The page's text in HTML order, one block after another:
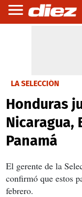
LA SELECCIÓN
Honduras
Nicaragua,
Panamá
El gerente de la
confirmó que estos
febrero.